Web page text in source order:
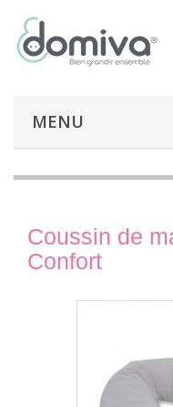
MENU
Coussin de
Confort